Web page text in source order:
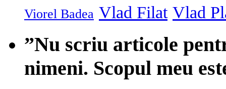
Viorel Badea Vlad Filat Vlad
”Nu scriu articole
nimeni. Scopul meu